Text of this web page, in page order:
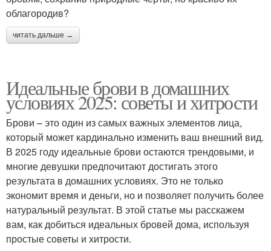
облагородив?
читать дальше →
Идеальные брови в домашних
условиях 2025: советы и хитрости
Брови – это один из самых важных элементов лица,
который может кардинально изменить ваш внешний вид.
В 2025 году идеальные брови остаются трендовыми, и
многие девушки предпочитают достигать этого
результата в домашних условиях. Это не только
экономит время и деньги, но и позволяет получить более
натуральный результат. В этой статье мы расскажем
вам, как добиться идеальных бровей дома, используя
простые советы и хитрости.